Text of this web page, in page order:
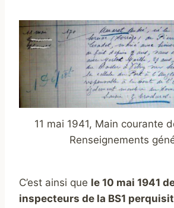
11 mai 1941, Main courante
Renseignements
C’est ainsi que le 10 mai 1941
inspecteurs de la BS1